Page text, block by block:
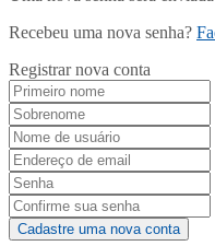
Recebeu uma nova senha?
Registrar nova conta